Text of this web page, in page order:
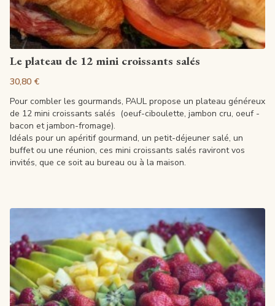
Voir la fiche
Le plateau de 12 mini croissants salés
30,80 €
Pour combler les gourmands, PAUL propose un plateau généreux
de 12 mini croissants salés (oeuf-ciboulette, jambon cru, oeuf -
bacon et jambon-fromage).
Idéals pour un apéritif gourmand, un petit-déjeuner salé, un
buffet ou une réunion, ces mini croissants salés raviront vos
invités, que ce soit au bureau ou à la maison.